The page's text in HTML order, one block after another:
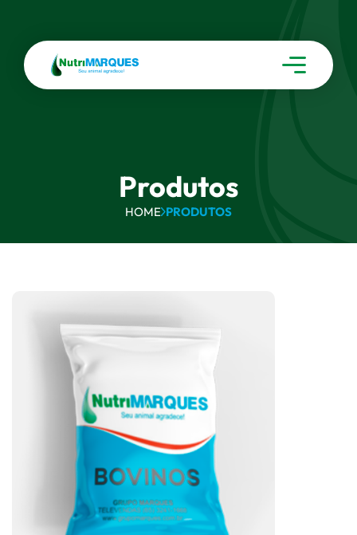
Produtos
HOME PRODUTOS